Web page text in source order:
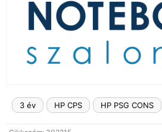
3 év HP CPS HP PSG CONS